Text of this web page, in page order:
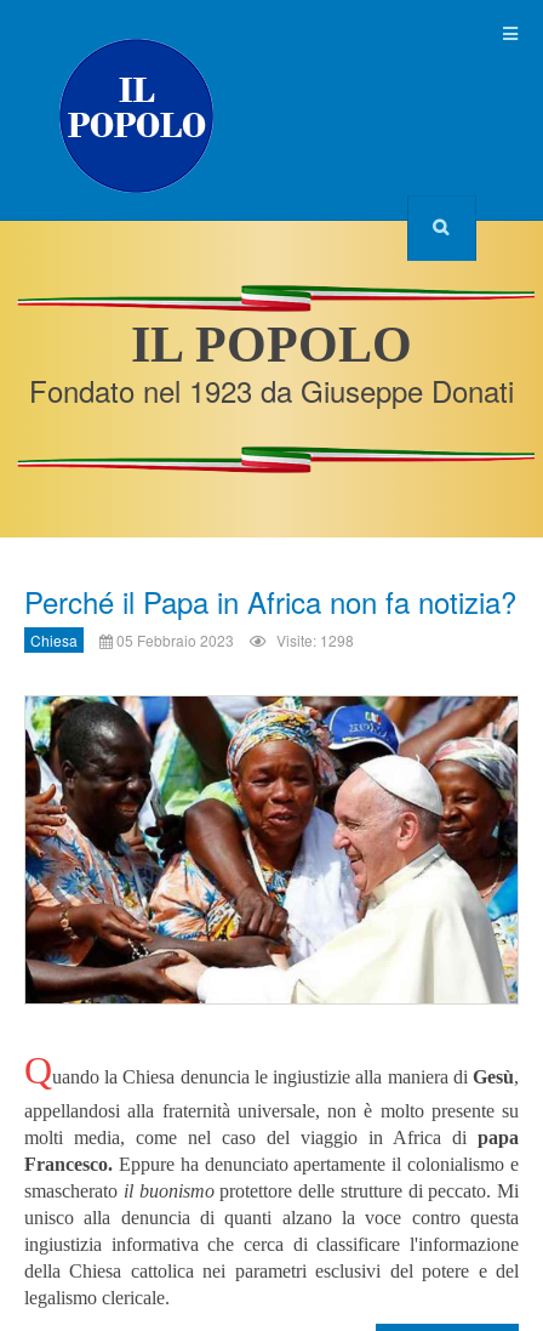
IL POPOLO
Fondato nel 1923 da Giuseppe Donati
Perché il Papa in Africa non fa notizia?
Chiesa 05 Febbraio 2023 Visite: 1298
Quando la Chiesa denuncia le ingiustizie alla maniera di Gesù,
appellandosi alla fraternità universale, non è molto presente su
molti media, come nel caso del viaggio in Africa di papa
Francesco. Eppure ha denunciato apertamente il colonialismo e
smascherato il buonismoprotettore delle strutture di peccato. Mi
unisco alla denuncia di quanti alzano la voce contro questa
ingiustizia informativa che cerca di classificare l'informazione
della Chiesa cattolica nei parametri esclusivi del potere e del
legalismo clericale.